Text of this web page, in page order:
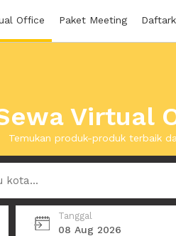
Office Paket Meeting
Virtual
Temukan produk-produk terbaik
Tanggal
08 Aug 2026